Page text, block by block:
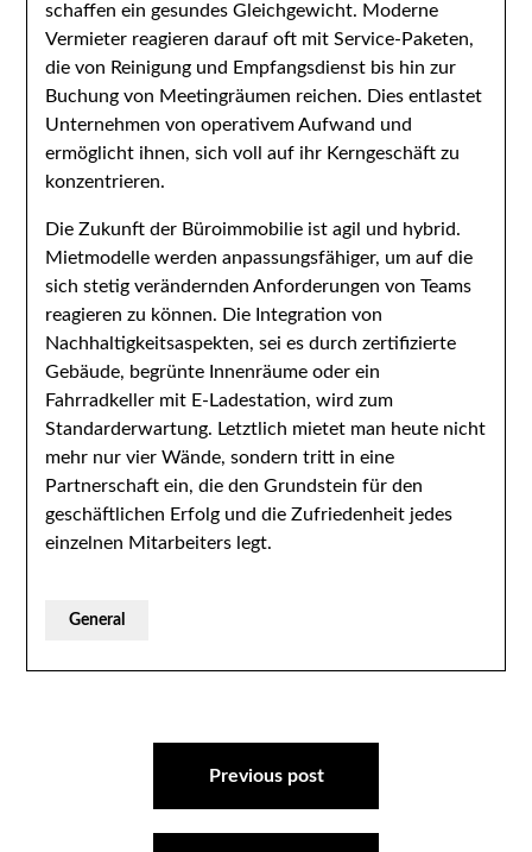
schaffen ein gesundes Gleichgewicht. Moderne
Vermieter reagieren darauf oft mit Service-Paketen,
die von Reinigung und Empfangsdienst bis hin zur
Buchung von Meetingräumen reichen. Dies entlastet
Unternehmen von operativem Aufwand und
ermöglicht ihnen, sich voll auf ihr Kerngeschäft zu
konzentrieren.
Die Zukunft der Büroimmobilie ist agil und hybrid.
Mietmodelle werden anpassungsfähiger, um auf die
sich stetig verändernden Anforderungen von Teams
reagieren zu können. Die Integration von
Nachhaltigkeitsaspekten, sei es durch zertifizierte
Gebäude, begrünte Innenräume oder ein
Fahrradkeller mit E-Ladestation, wird zum
Standarderwartung. Letztlich mietet man heute nicht
mehr nur vier Wände, sondern tritt in eine
Partnerschaft ein, die den Grundstein für den
geschäftlichen Erfolg und die Zufriedenheit jedes
einzelnen Mitarbeiters legt.
General
Previous post